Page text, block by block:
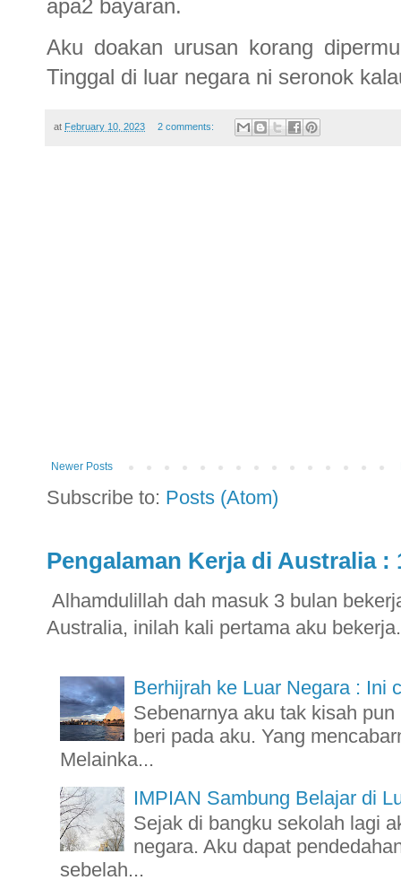
apa2 bayaran.
Aku doakan urusan korang
Tinggal di luar negara ni seronok
at February 10, 2023 2 comments:
Newer Posts
Subscribe to: Posts (Atom)
Pengalaman Kerja di Australia :
Alhamdulillah dah masuk 3 bulan
Australia, inilah kali pertama aku
Berhijrah ke Luar Negara : Ini
Sebenarnya aku tak kisah
beri pada aku. Yang
Melainka...
IMPIAN Sambung Belajar di
Sejak di bangku sekolah lagi
negara. Aku dapat
sebelah...